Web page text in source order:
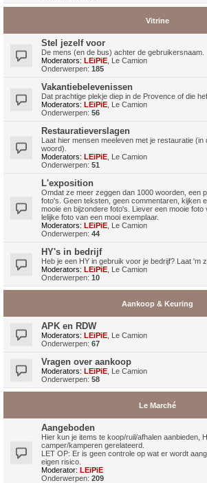
Vitrine
Stel jezelf voor
De mens (en de bus) achter de gebruikersnaam.
Moderators: LEiPiE Le Camion
Onderwerpen: 185
Vakantiebelevenissen
Dat prachtige plekje diep in de Provence of die
Moderators: LEiPiE Le Camion
Onderwerpen: 56
Restauratieverslagen
Laat hier mensen meeleven met je restauratie
woord).
Moderators: LEiPiE Le Camion
Onderwerpen: 51
L'exposition
Omdat ze meer zeggen dan 1000 woorden, een
foto's. Geen teksten, geen commentaren, kijken
mooie en bijzondere foto's. Liever een mooie foto
lelijke foto van een mooi exemplaar.
Moderators: LEiPiE Le Camion
Onderwerpen: 44
HY's in bedrijf
Heb je een HY in gebruik voor je bedrijf? Laat 'm
Moderators: LEiPiE Le Camion
Onderwerpen: 10
Aankoop & Keuring
APK en RDW
Moderators: LEiPiE Le Camion
Onderwerpen: 67
Vragen over aankoop
Moderators: LEiPiE Le Camion
Onderwerpen: 58
Le Marché
Aangeboden
Hier kun je items te koop/ruil/afhalen aanbieden,
camper/kamperen gerelateerd.
LET OP: Er is geen controle op wat er wordt
eigen risico.
Moderator: LEiPiE
Onderwerpen: 209